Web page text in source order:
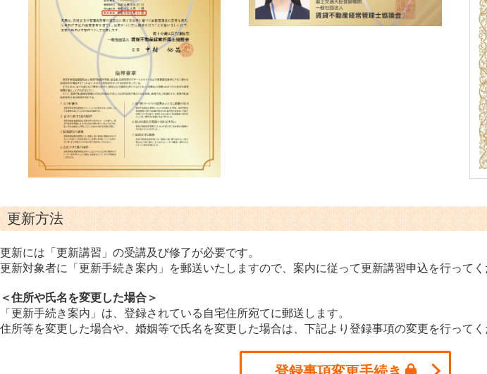
更新方法
更新には「更新講習」の受講及び修了が必要です。
更新対象者に「更新手続き案内」を郵送いたしますので、案内に従って更新講習申込を行ってく
＜住所や氏名を変更した場合＞
「更新手続き案内」は、登録されている自宅住所宛てに郵送します。
住所等を変更した場合や、婚姻等で氏名を変更した場合は、下記より登録事項の変更を行ってく